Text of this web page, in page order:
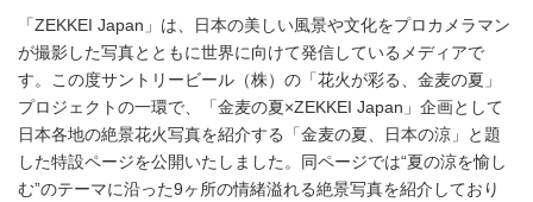
「ZEKKEI Japan」は、日本の美しい風景や文化をプロカメラマン
が撮影した写真とともに世界に向けて発信しているメディアで
す。この度サントリービール（株）の「花火が彩る、金麦の夏」
プロジェクトの一環で、「金麦の夏×ZEKKEI Japan」企画として
日本各地の絶景花火写真を紹介する「金麦の夏、日本の涼」と題
した特設ページを公開いたしました。同ページでは“夏の涼を愉し
む”のテーマに沿った9ヶ所の情緒溢れる絶景写真を紹介しており